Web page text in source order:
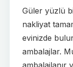
Güler yüzlü
nakliyat
evinizde
ambalajlar.